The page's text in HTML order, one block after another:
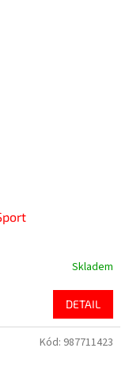
Skladem
DETAIL
Kód: 987711423